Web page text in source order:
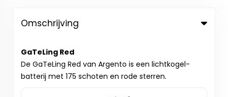
Omschrijving
GaTeLing Red
De GaTeLing Red van Argento is een lichtkogel-
batterij met 175 schoten en rode sterren.